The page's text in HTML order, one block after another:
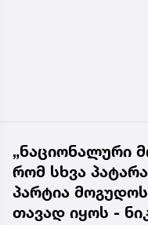
„ნაციონალური
რომ სხვა
პარტია
თავად იყოს -